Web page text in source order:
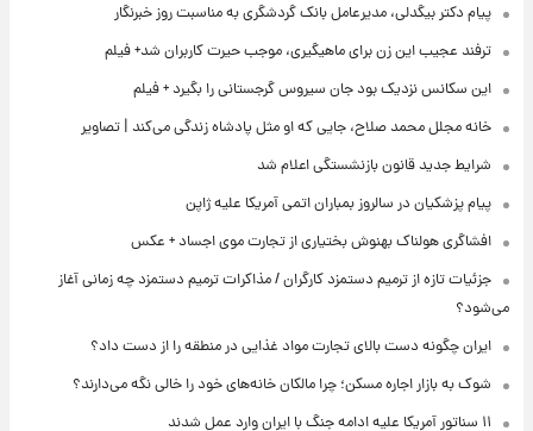
پیام دکتر بیگدلی، مدیرعامل بانک گردشگری به مناسبت روز خبرنگار
ترفند عجیب این زن برای ماهیگیری، موجب حیرت کاربران شد+ فیلم
این سکانس نزدیک بود جان سیروس گرجستانی را بگیرد + فیلم
خانه مجلل محمد صلاح، جایی که او مثل پادشاه زندگی می‌کند | تصاویر
شرایط جدید قانون بازنشستگی اعلام شد
پیام پزشکیان در سالروز بمباران اتمی آمریکا علیه ژاپن
افشاگری هولناک بهنوش بختیاری از تجارت موی اجساد + عکس
جزئیات تازه از ترمیم دستمزد کارگران / مذاکرات ترمیم دستمزد چه زمانی آغاز
می‌شود؟
ایران چگونه دست بالای تجارت مواد غذایی در منطقه را از دست داد؟
شوک به بازار اجاره مسکن؛ چرا مالکان خانه‌های خود را خالی نگه می‌دارند؟
۱۱ سناتور آمریکا علیه ادامه جنگ با ایران وارد عمل شدند